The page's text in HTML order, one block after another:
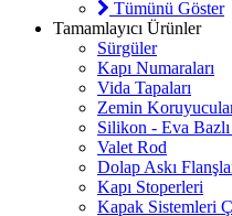
Tümünü Göster
Tamamlayıcı Ürünler
Sürgüler
Kapı Numaraları
Vida Tapaları
Zemin
Silikon - Eva
Valet Rod
Dolap Askı
Kapı Stoperleri
Kapak Sistemleri